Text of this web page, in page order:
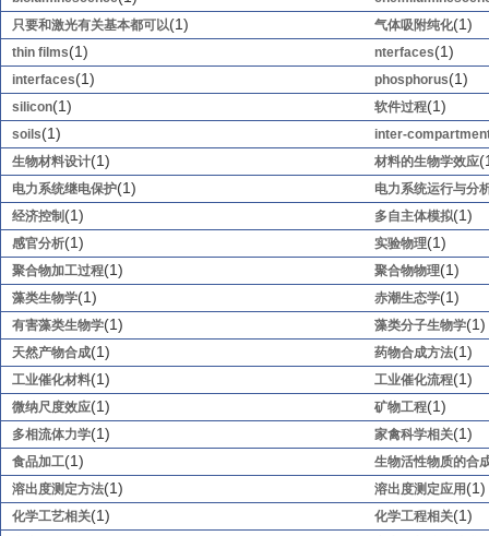
只要和激光有关基本都可以(1) 气体吸附纯化(1)
thin films(1) nterfaces(1)
interfaces(1) phosphorus(1)
silicon(1) 软件过程(1)
soils(1)
inter-
生物材料设计(1) 材料的生物学效应
电力系统继电保护(1)
电力系统运行与分
经济控制 (1) 多自主体模拟(1)
感官分析(1) 实验物理(1)
聚合物加工过程(1) 聚合物物理(1)
藻类生物学(1) 赤潮生态学(1)
有害藻类生物学(1) 藻类分子生物学(1)
天然产物合成(1) 药物合成方法(1)
工业催化材料(1) 工业催化流程(1)
微纳尺度效应(1) 矿物工程(1)
多相流体力学(1) 家禽科学相关(1)
食品加工(1)
生物活性物质的合
溶出度测定方法(1) 溶出度测定应用 (1)
化学工艺相关(1) 化学工程相关(1)